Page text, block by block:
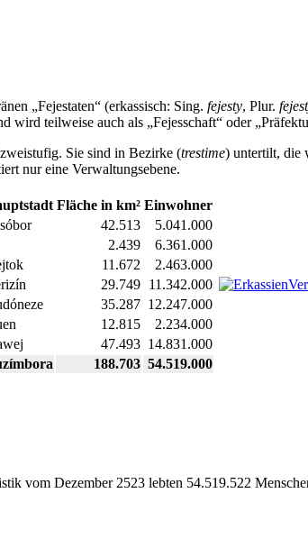
„Fejestaten“ (erkassisch: Sing. fejesty, Plur.
wird teilweise auch als „Fejesschaft“ oder
Sie sind in Bezirke (trestime) untertilt, die
nur eine Verwaltungsebene.
Fläche in km² Einwohner
42.513
5.041.000
2.439
6.361.000
11.672
2.463.000
29.749 11.342.000
35.287 12.247.000
12.815
2.234.000
47.493 14.831.000
188.703 54.519.000
vom Dezember 2523 lebten 54.519.522